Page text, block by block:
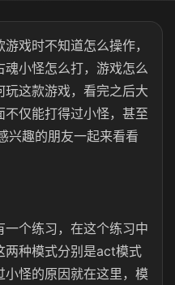
戏时不知道怎么操作，
小怪怎么打，游戏怎么
这款游戏，看完之后大
仅能打得过小怪，甚至
兴趣的朋友一起来看看
个练习，在这个练习中
两种模式分别是act模式
怪的原因就在这里，模